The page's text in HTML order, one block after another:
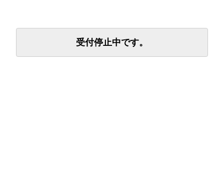
受付停止中です。